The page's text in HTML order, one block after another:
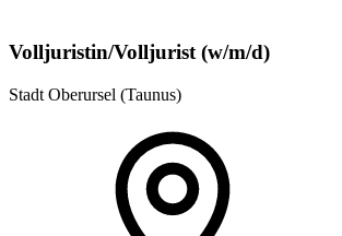
Volljuristin/Volljurist (w/m/d)
Stadt Oberursel (Taunus)